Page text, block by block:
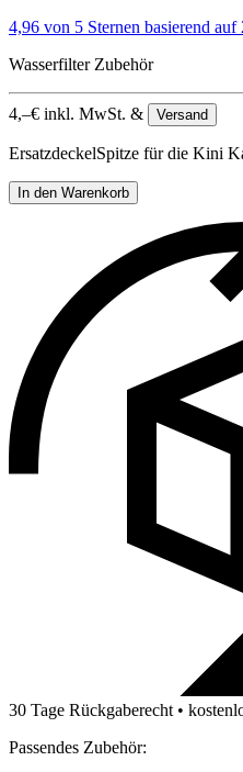
4,96 von 5 Sternen basierend
Wasserfilter Zubehör
4,–€ inkl. MwSt. & Versand
ErsatzdeckelSpitze für die Kini
In den Warenkorb
30 Tage Rückgaberecht •
Passendes Zubehör: